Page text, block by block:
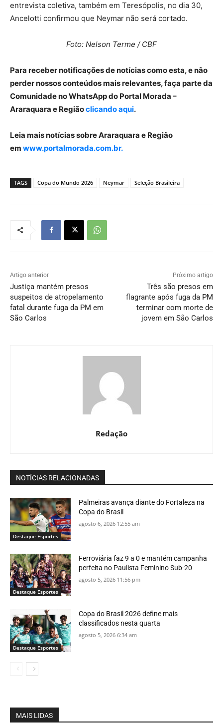
entrevista coletiva, também em Teresópolis, no dia 30,
Ancelotti confirmou que Neymar não será cortado.
Foto: Nelson Terme / CBF
Para receber notificações de notícias como esta, e não
perder nossos conteúdos mais relevantes, faça parte da
Comunidade no WhatsApp do Portal Morada –
Araraquara e Regiãoclicando aqui.
Leia mais notícias sobre Araraquara e Região
em www.portalmorada.com.br.
TAGS Copa do Mundo 2026 Neymar Seleção Brasileira
Artigo anterior
Justiça mantém presos
suspeitos de atropelamento
fatal durante fuga da PM em
São Carlos
Próximo artigo
Três são presos em
flagrante após fuga da PM
terminar com morte de
jovem em São Carlos
Redação
NOTÍCIAS RELACIONADAS
Destaque Esportes
Palmeiras avança diante do Fortaleza na
Copa do Brasil
agosto 6, 2026 12:55 am
Destaque Esportes
Ferroviária faz 9 a 0 e mantém campanha
perfeita no Paulista Feminino Sub-20
agosto 5, 2026 11:56 pm
Destaque Esportes
Copa do Brasil 2026 define mais
classificados nesta quarta
agosto 5, 2026 6:34 am
MAIS LIDAS